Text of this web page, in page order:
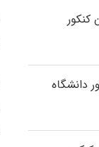
کنکور
دانشگاه